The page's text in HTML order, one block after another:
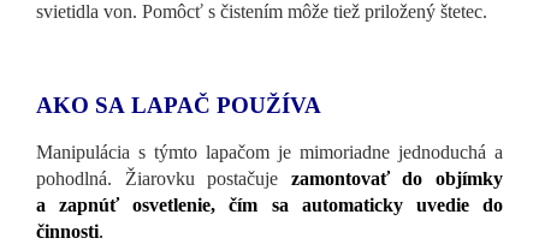
svietidla von. Pomôcť s čistením môže tiež priložený štetec.
AKO SA LAPAČ POUŽÍVA
Manipulácia s týmto lapačom je mimoriadne jednoduchá a
pohodlná. Žiarovku postačuje zamontovať do objímky
a zapnúť osvetlenie, čím sa automaticky uvedie do
činnosti.